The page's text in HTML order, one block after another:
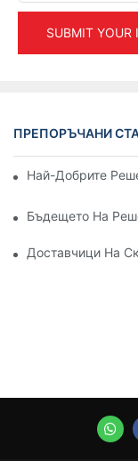
SUBMIT YOUR
ПРЕПОРЪЧАНИ
Най-Добрите
Бъдещето На
Доставчици На